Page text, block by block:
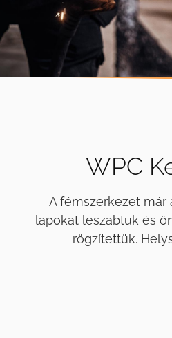
WPC
A fémszerkezet már
lapokat leszabtuk és
rögzítettük.